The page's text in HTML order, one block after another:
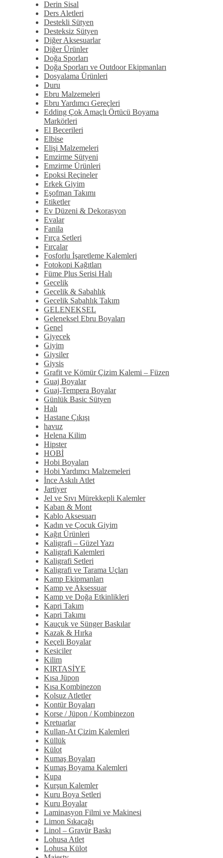
Derin Sisal
Ders Aletleri
Destekli Sütyen
Desteksiz Sütyen
Diğer Aksesuarlar
Diğer Ürünler
Doğa Sporları
Doğa Sporları ve Outdoor Ekipmanları
Dosyalama Ürünleri
Duru
Ebru Malzemeleri
Ebru Yardımcı Gereçleri
Edding Çok Amaçlı Örtücü Boyama
Markörleri
El Becerileri
Elbise
Elişi Malzemeleri
Emzirme Sütyeni
Emzirme Ürünleri
Epoksi Reçineler
Erkek Giyim
Eşofman Takımı
Etiketler
Ev Düzeni & Dekorasyon
Evalar
Fanila
Fırça Setleri
Fırçalar
Fosforlu İşaretleme Kalemleri
Fotokopi Kağıtları
Füme Plus Serisi Halı
Gecelik
Gecelik & Sabahlık
Gecelik Sabahlık Takım
GELENEKSEL
Geleneksel Ebru Boyaları
Genel
Giyecek
Giyim
Giysiler
Giysis
Grafit ve Kömür Çizim Kalemi – Füzen
Guaj Boyalar
Guaj-Tempera Boyalar
Günlük Basic Sütyen
Halı
Hastane Çıkışı
havuz
Helena Kilim
Hipster
HOBİ
Hobi Boyaları
Hobi Yardımcı Malzemeleri
İnce Askılı Atlet
Jartiyer
Jel ve Sıvı Mürekkepli Kalemler
Kaban & Mont
Kablo Aksesuarı
Kadın ve Çocuk Giyim
Kağıt Ürünleri
Kaligrafi – Güzel Yazı
Kaligrafi Kalemleri
Kaligrafi Setleri
Kaligrafi ve Tarama Uçları
Kamp Ekipmanları
Kamp ve Aksessuar
Kamp ve Doğa Etkinlikleri
Kapri Takım
Kapri Takımı
Kauçuk ve Sünger Baskılar
Kazak & Hırka
Keçeli Boyalar
Kesiciler
Kilim
KIRTASİYE
Kısa Jüpon
Kısa Kombinezon
Kolsuz Atletler
Kontür Boyaları
Korse / Jüpon / Kombinezon
Kretuarlar
Kullan-At Çizim Kalemleri
Küllük
Külot
Kumaş Boyaları
Kumaş Boyama Kalemleri
Kupa
Kurşun Kalemler
Kuru Boya Setleri
Kuru Boyalar
Laminasyon Filmi ve Makinesi
Limon Sıkacağı
Linol – Gravür Baskı
Lohusa Atlet
Lohusa Külot